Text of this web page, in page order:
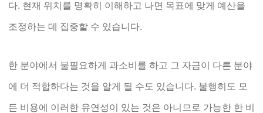
다. 현재 위치를 명확히 이해하고 나면 목표에 맞게 예산을
조정하는 데 집중할 수 있습니다.
한 분야에서 불필요하게 과소비를 하고 그 자금이 다른 분야
에 더 적합하다는 것을 알게 될 수도 있습니다. 불행히도 모
든 비용에 이러한 유연성이 있는 것은 아니므로 가능한 한 비